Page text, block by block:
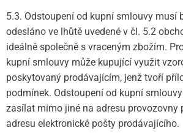
5.3. Odstoupení od kupní smlouvy musí
odesláno ve lhůtě uvedené v čl. 5.2
ideálně společně s vraceným zbožím.
kupní smlouvy může kupující využit
poskytovaný prodávajícím, jenž tvoří
podmínek. Odstoupení od kupní
zasílat mimo jiné na adresu provozovny
adresu elektronické pošty prodávajícího.